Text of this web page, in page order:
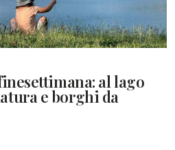
al lago
e borghi da